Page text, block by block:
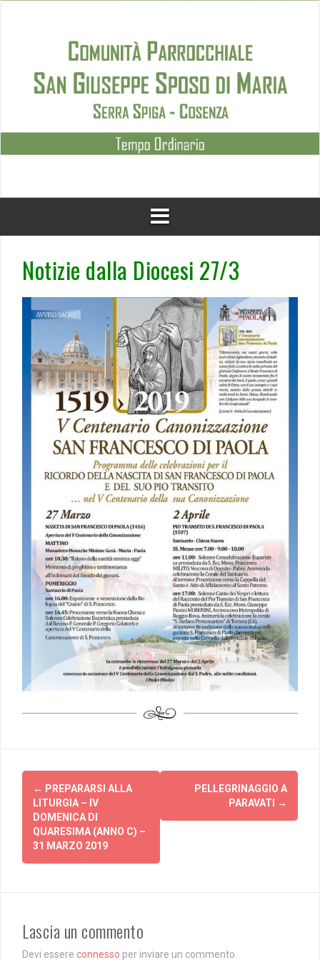
Notizie dalla Diocesi 27/3
Post
navigation
← PREPARARSI ALLA
LITURGIA – IV
DOMENICA DI
QUARESIMA (ANNO C) –
31 MARZO 2019
PELLEGRINAGGIO A
PARAVATI →
Lascia un commento
Devi essere connesso per inviare un commento.